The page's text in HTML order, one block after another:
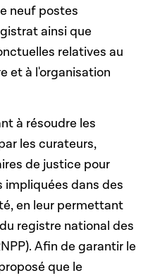
neuf postes
ainsi que
relatives au
et à l'organisation
à résoudre les
les curateurs,
de justice pour
dans des
en leur permettant
registre national des
Afin de garantir le
que le